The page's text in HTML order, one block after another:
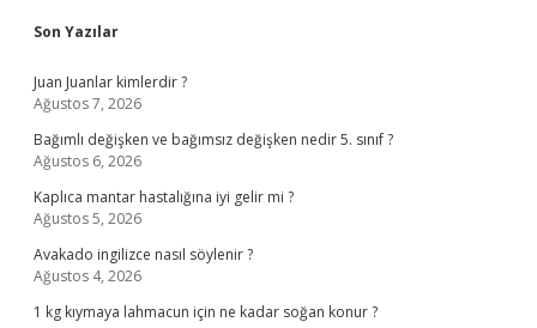
Sidebar
Son Yazılar
Juan Juanlar kimlerdir ?
Ağustos 7, 2026
Bağımlı değişken ve bağımsız değişken nedir 5. sınıf ?
Ağustos 6, 2026
Kaplıca mantar hastalığına iyi gelir mi ?
Ağustos 5, 2026
Avakado ingilizce nasıl söylenir ?
Ağustos 4, 2026
1 kg kıymaya lahmacun için ne kadar soğan konur ?